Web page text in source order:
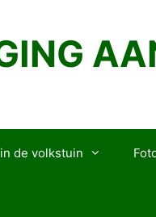
de volkstuin